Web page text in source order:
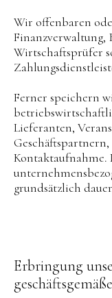
Wir offenbaren
Finanzverwaltung,
Wirtschaftsprüfer
Ferner speichern
Lieferanten,
Geschäftspartnern,
grundsätzlich
Erbringung